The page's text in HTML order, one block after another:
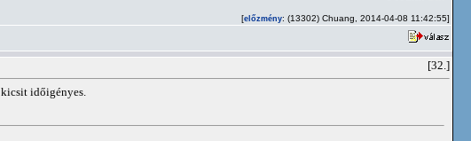
[előzmény: (13302) Chuang, 2014-04-08 11:42:55]
[32.]
időigényes.